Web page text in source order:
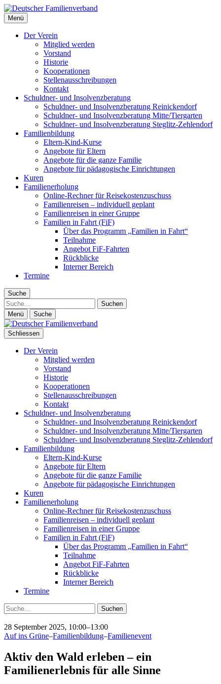
Deutscher Familienverband
Landesverband Berlin
Menü
Der Verein
Mitglied werden
Vorstand
Historie
Kooperationen
Stellenausschreibungen
Kontakt
Schuldner- und Insolvenzberatung
Schuldner- und Insolvenzberatung Reinickendorf
Schuldner- und Insolvenzberatung Mitte/Tiergarten
Schuldner- und Insolvenzberatung Steglitz-Zehlendorf
Familienbildung
Eltern-Kind-Kurse
Angebote für Eltern
Angebote für die ganze Familie
Angebote für pädagogische Einrichtungen
Kuren
Familienerholung
Online-Rechner für Reisekostenzuschuss
Familienreisen – individuell geplant
Familienreisen in einer Gruppe
Familien in Fahrt (FiF)
Über das Programm „Familien in Fahrt“
Teilnahme
Angebot FiF-Fahrten
Rückblicke
Interner Bereich
Termine
Suche
Suche
Menü Suche
Schliessen
Der Verein
Mitglied werden
Vorstand
Historie
Kooperationen
Stellenausschreibungen
Kontakt
Schuldner- und Insolvenzberatung
Schuldner- und Insolvenzberatung Reinickendorf
Schuldner- und Insolvenzberatung Mitte/Tiergarten
Schuldner- und Insolvenzberatung Steglitz-Zehlendorf
Familienbildung
Eltern-Kind-Kurse
Angebote für Eltern
Angebote für die ganze Familie
Angebote für pädagogische Einrichtungen
Kuren
Familienerholung
Online-Rechner für Reisekostenzuschuss
Familienreisen – individuell geplant
Familienreisen in einer Gruppe
Familien in Fahrt (FiF)
Über das Programm „Familien in Fahrt“
Teilnahme
Angebot FiF-Fahrten
Rückblicke
Interner Bereich
Termine
Suche
28 September 2025, 10:00–13:00
Auf ins Grüne–Familienbildung–Familienevent
Aktiv den Wald erleben – ein
Familienerlebnis für alle Sinne